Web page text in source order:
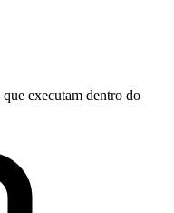
executam dentro do